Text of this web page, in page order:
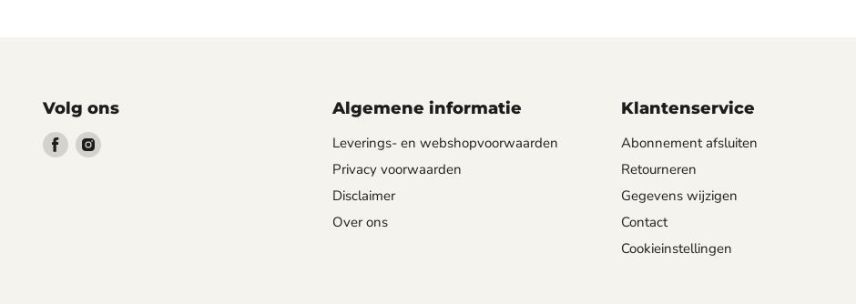
Volg ons
Vind Vind
Algemene informatie
Leverings- en webshopvoorwaarden
Privacy voorwaarden
Disclaimer
Over ons
Klantenservice
Abonnement afsluiten
Retourneren
Gegevens wijzigen
Contact
Cookieinstellingen